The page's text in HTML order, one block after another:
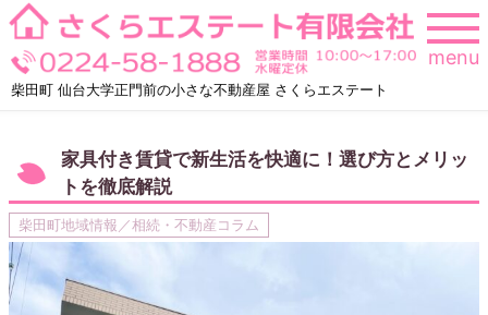
Skip
to
content
柴田町 仙台大学正門前の小さな不動産屋 さくらエステート
menu
家具付き賃貸で新生活を快適に！選び方とメリッ
トを徹底解説
柴田町地域情報／相続・不動産コラム